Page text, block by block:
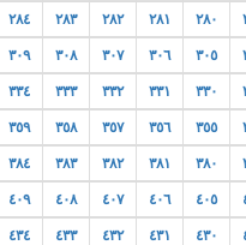
٢٨٠ ٢٨١ ٢٨٢ ٢٨٣ ٢٨٤
٣٠٥ ٣٠٦ ٣٠٧ ٣٠٨ ٣٠٩
٣٣٠ ٣٣١ ٣٣٢ ٣٣٣ ٣٣٤
٣٥٥ ٣٥٦ ٣٥٧ ٣٥٨ ٣٥٩
٣٨٠ ٣٨١ ٣٨٢ ٣٨٣ ٣٨٤
٤٠٥ ٤٠٦ ٤٠٧ ٤٠٨ ٤٠٩
٤٣٠ ٤٣١ ٤٣٢ ٤٣٣ ٤٣٤